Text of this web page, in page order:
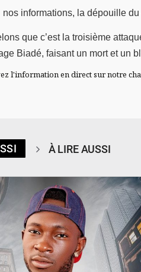
informations, la dépouille
que c’est la troisième
Biadé, faisant un mort et un
l'information en direct sur notre
À LIRE AUSSI